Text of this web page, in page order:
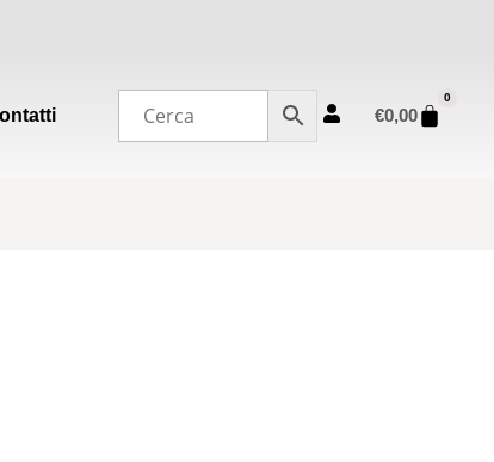
€0,00
0